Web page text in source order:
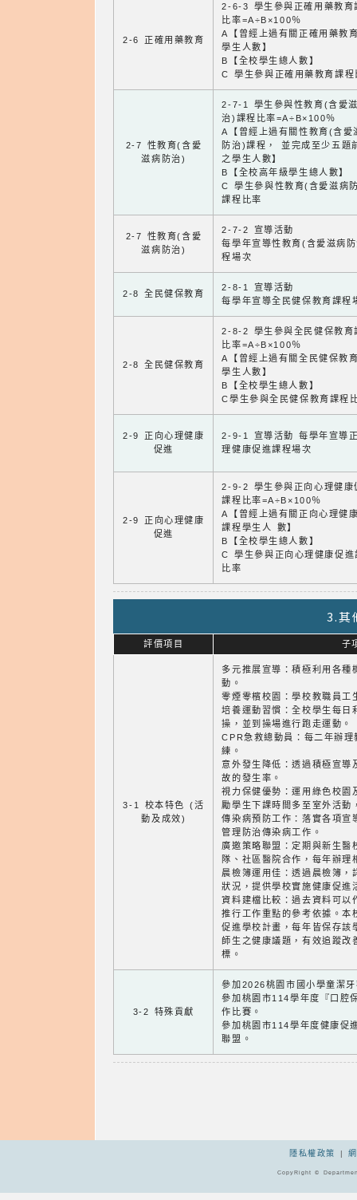
2-6 正確用藥教育
2-6-3 學生參與正確用藥教育
比率=A÷B×100％
A【曾經上過有關正確用藥教
學生人數】
B【全校學生總人數】
C 學生參與正確用藥教育課程
2-7 性教育(含愛
滋病防治)
2-7-1 學生參與性教育(含愛
治)課程比率=A÷B×100％
A【曾經上過有關性教育(含愛
防治)課程， 並完成至少五題
之學生人數】
B【全校高年級學生總人數】
C 學生參與性教育(含愛滋病
課程比率
2-7 性教育(含愛
滋病防治)
2-7-2 宣導活動
每學年宣導性教育(含愛滋病
程場次
2-8 全民健保教育
2-8-1 宣導活動
每學年宣導全民健保教育課程
2-8 全民健保教育
2-8-2 學生參與全民健保教育
比率=A÷B×100％
A【曾經上過有關全民健保教
學生人數】
B【全校學生總人數】
C學生參與全民健保教育課程
2-9 正向心理健康
促進
2-9-1 宣導活動 每學年宣導
理健康促進課程場次
2-9 正向心理健康
促進
2-9-2 學生參與正向心理健康
課程比率=A÷B×100％
A【曾經上過有關正向心理健
課程學生人 數】
B【全校學生總人數】
C 學生參與正向心理健康促進
比率
3.其
評價項目 子
3-1 校本特色 (活
動及成效)
多元推展宣導：積極利用各種
動。
零煙零檳校園：學校教職員工
培養運動習慣：全校學生每日
操，並到操場進行跑走運動。
CPR急救總動員：每二年辦
練。
意外發生降低：透過積極宣導
故的發生率。
視力保健優勢：運用綠色校園
勵學生下課時間多至室外活動
傳染病預防工作：落實各項宣
管理防治傳染病工作。
廣邀策略聯盟：定期與新生醫
隊、社區醫院合作，每年辦理
晨檢簿運用佳：透過晨檢簿，
狀況，提供學校實施健康促進
資料建檔比較：過去資料可以
推行工作重點的參考依據。本
促進學校計畫，每年皆保存該
師生之健康議題，有效追蹤改
標。
3-2 特殊貢獻
參加2026桃園市國小學童潔
參加桃園市114學年度『口腔
作比賽。
參加桃園市114學年度健康促
聯盟。
隱私權政策 |
CopyRight ©